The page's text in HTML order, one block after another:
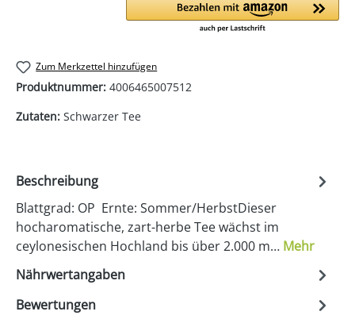
Zum Merkzettel hinzufügen
Produktnummer: 4006465007512
Zutaten: Schwarzer Tee
Beschreibung
Blattgrad: OP Ernte: Sommer/HerbstDieser
hocharomatische, zart-herbe Tee wächst im
ceylonesischen Hochland bis über 2.000 m… Mehr
Nährwertangaben
Bewertungen